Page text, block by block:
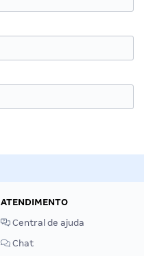
ATENDIMENTO
Central de ajuda
Chat